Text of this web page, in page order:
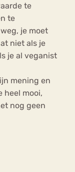
te
te
je moet
niet als je
je al veganist
mening en
heel mooi,
nog geen